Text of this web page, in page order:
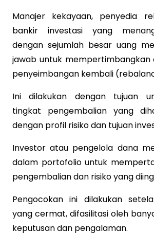
Manajer kekayaan, penyedia
bankir investasi yang
dengan sejumlah besar uang
jawab untuk
penyeimbangan kembali
Ini dilakukan dengan tujuan
tingkat pengembalian yang
dengan profil risiko dan tujuan
Investor atau pengelola dana
dalam portofolio untuk
pengembalian dan risiko yang
Pengocokan ini dilakukan
yang cermat, difasilitasi oleh
keputusan dan pengalaman.